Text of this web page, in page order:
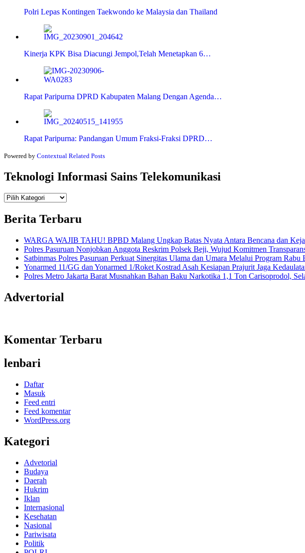
Polri Lepas Kontingen Taekwondo ke Malaysia dan Thailand
Kinerja KPK Bisa Diacungi Jempol,Telah Menetapkan 6…
Rapat Paripurna DPRD Kabupaten Malang Dengan Agenda…
Rapat Paripurna: Pandangan Umum Fraksi-Fraksi DPRD…
Powered by Contextual Related Posts
Teknologi Informasi Sains Telekomunikasi
Teknologi
Berita Terbaru
WARGA WAJIB TAHU! BPBD Malang Ungkap Batas Nyata Antara Bencana dan
Polres Pasuruan Nonjobkan Anggota Reskrim Polsek Beji, Wujud Komitmen
Satbinmas Polres Pasuruan Perkuat Sinergitas Ulama dan Umara Melalui Program
Yonarmed 11/GG dan Yonarmed 1/Roket Kostrad Asah Kesiapan Prajurit Jaga
Polres Metro Jakarta Barat Musnahkan Bahan Baku Narkotika 1,1 Ton Carisoprodol,
Advertorial
Komentar Terbaru
lenbari
Daftar
Masuk
Feed entri
Feed komentar
WordPress.org
Kategori
Advetorial
Budaya
Daerah
Hukrim
Iklan
Internasional
Kesehatan
Nasional
Pariwisata
Politik